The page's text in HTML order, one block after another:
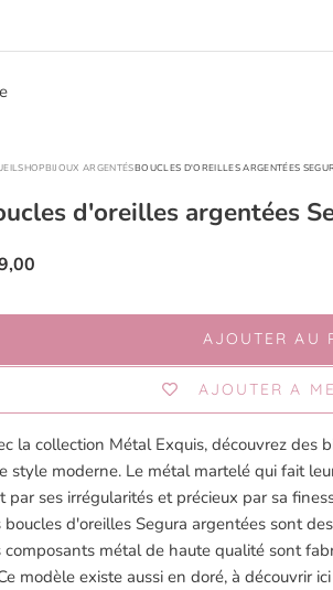
SHOPBIJOUX ARGENTÉSBOUCLES D'OREILLES ARGENTÉES
d'oreilles argentées
de vente
AJOUTER AU
AJOUTER A
la collection Métal Exquis, découvrez des
style moderne. Le métal martelé qui fait
par ses irrégularités et précieux par sa
boucles d'oreilles Segura argentées sont
composants métal de haute qualité sont
modèle existe aussi en doré, à découvrir